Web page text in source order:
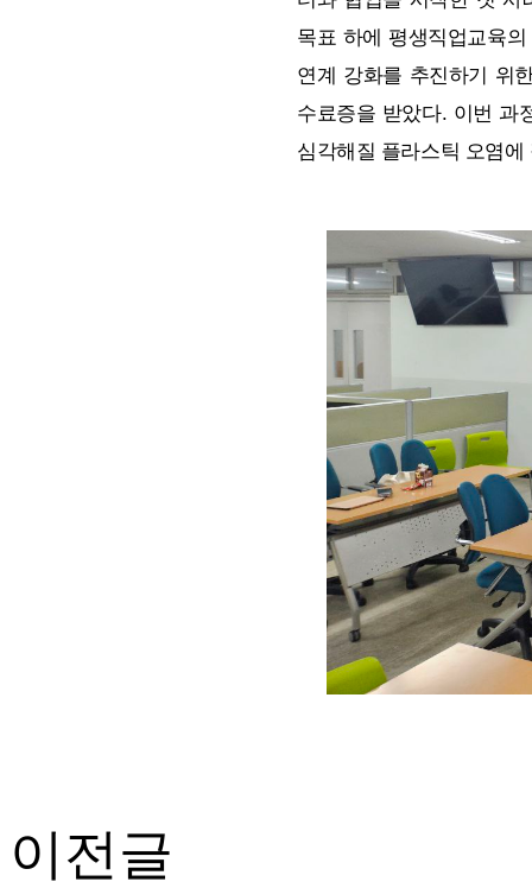
목표 하에 평생직업교육
연계 강화를 추진하기 위
수료증을 받았다. 이번 과
심각해질 플라스틱 오염
이전글